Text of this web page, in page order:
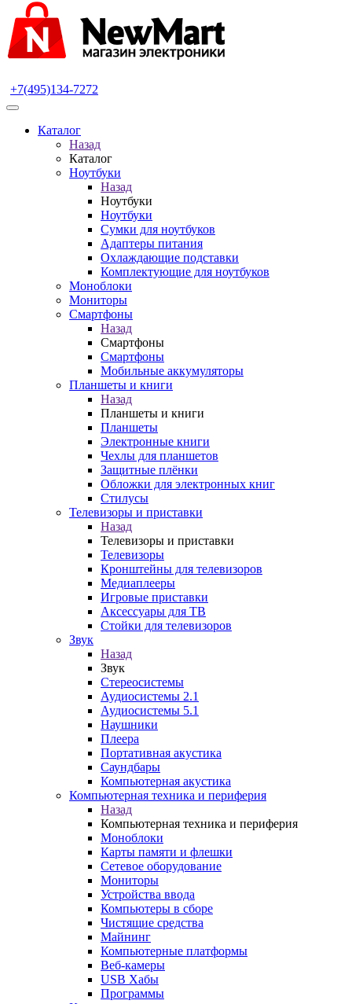
+7(495)134-7272
Каталог
Назад
Каталог
Ноутбуки
Назад
Ноутбуки
Ноутбуки
Сумки для ноутбуков
Адаптеры питания
Охлаждающие подставки
Комплектующие для ноутбуков
Моноблоки
Мониторы
Смартфоны
Назад
Смартфоны
Смартфоны
Мобильные аккумуляторы
Планшеты и книги
Назад
Планшеты и книги
Планшеты
Электронные книги
Чехлы для планшетов
Защитные плёнки
Обложки для электронных книг
Стилусы
Телевизоры и приставки
Назад
Телевизоры и приставки
Телевизоры
Кронштейны для телевизоров
Медиаплееры
Игровые приставки
Аксессуары для ТВ
Стойки для телевизоров
Звук
Назад
Звук
Стереосистемы
Аудиосистемы 2.1
Аудиосистемы 5.1
Наушники
Плеера
Портативная акустика
Саундбары
Компьютерная акустика
Компьютерная техника и периферия
Назад
Компьютерная техника и периферия
Моноблоки
Карты памяти и флешки
Сетевое оборудование
Мониторы
Устройства ввода
Компьютеры в сборе
Чистящие средства
Майнинг
Компьютерные платформы
Веб-камеры
USB Хабы
Программы